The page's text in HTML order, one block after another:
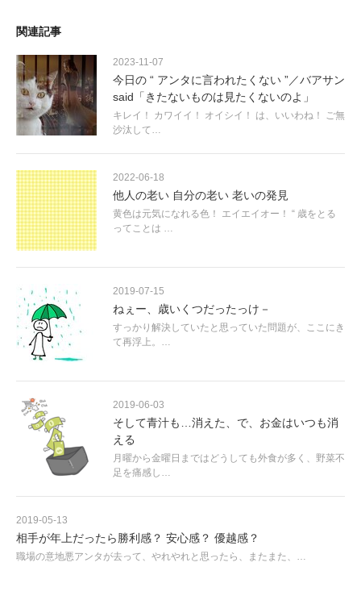
関連記事
2023-11-07
今日の “ アンタに言われたくない ”／バアサン
said「きたないものは見たくないのよ」
キレイ！ カワイイ！ オイシイ！ は、いいわね！ ご無
沙汰して…
2022-06-18
他人の老い 自分の老い 老いの発見
黄色は元気になれる色！ エイエイオー！ “ 歳をとる
ってことは …
2019-07-15
ねぇー、歳いくつだったっけ－
すっかり解決していたと思っていた問題が、ここにき
て再浮上。…
2019-06-03
そして青汁も…消えた、で、お金はいつも消
える
月曜から金曜日まではどうしても外食が多く、野菜不
足を痛感し…
2019-05-13
相手が年上だったら勝利感？ 安心感？ 優越感？
職場の意地悪アンタが去って、やれやれと思ったら、またまた、…